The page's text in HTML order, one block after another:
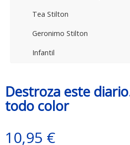
Tea Stilton
Geronimo Stilton
Infantil
Destroza este
todo color
10,95 €